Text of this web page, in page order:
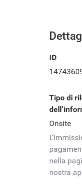
ID
Tipo di
Onsite
nella
nostra